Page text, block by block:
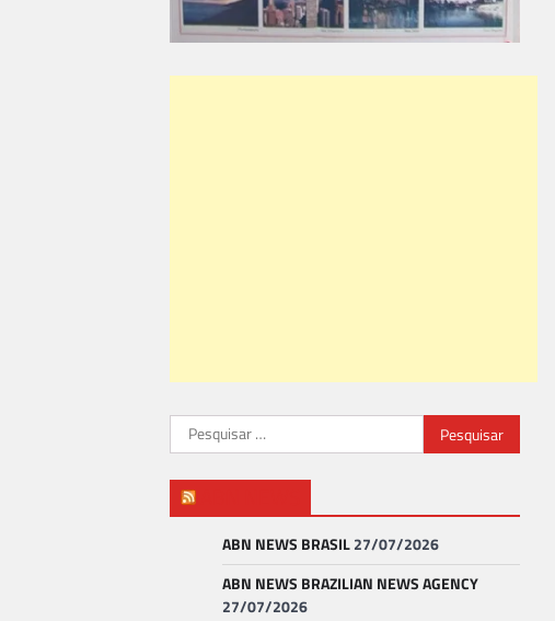
Pesquisar
por:
ABN NEWS BRASIL27/07/2026
ABN NEWS BRAZILIAN NEWS AGENCY
27/07/2026